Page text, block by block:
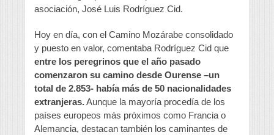
asociación, José Luis Rodríguez Cid.
Hoy en día, con el Camino Mozárabe consolidado
y puesto en valor, comentaba Rodríguez Cid que
entre los peregrinos que el año pasado
comenzaron su camino desde Ourense –un
total de 2.853- había más de 50 nacionalidades
extranjeras.Aunque la mayoría procedía de los
países europeos más próximos como Francia o
Alemancia, destacan también los caminantes de